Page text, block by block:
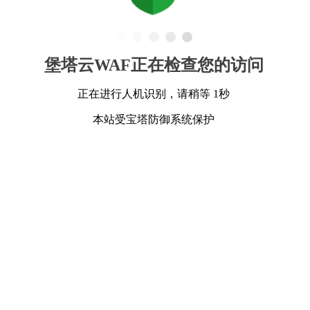
堡塔云WAF正在检查您的访问
正在进行人机识别，请稍等 1秒
本站受宝塔防御系统保护